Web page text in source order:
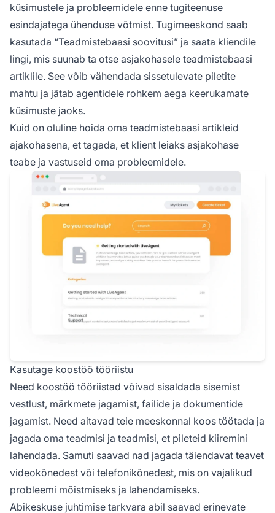
küsimustele ja probleemidele enne tugiteenuse
esindajatega ühenduse võtmist. Tugimeeskond saab
kasutada “Teadmistebaasi soovitusi” ja saata kliendile
lingi, mis suunab ta otse asjakohasele teadmistebaasi
artiklile. See võib vähendada sissetulevate piletite
mahtu ja jätab agentidele rohkem aega keerukamate
küsimuste jaoks.
Kuid on oluline hoida oma teadmistebaasi artikleid
ajakohasena, et tagada, et klient leiaks asjakohase
teabe ja vastuseid oma probleemidele.
Kasutage koostöö tööriistu
Need koostöö tööriistad võivad sisaldada sisemist
vestlust, märkmete jagamist, failide ja dokumentide
jagamist. Need aitavad teie meeskonnal koos töötada ja
jagada oma teadmisi ja teadmisi, et pileteid kiiremini
lahendada. Samuti saavad nad jagada täiendavat teavet
videokõnedest või telefonikõnedest, mis on vajalikud
probleemi mõistmiseks ja lahendamiseks.
Abikeskuse juhtimise tarkvara abil saavad erinevate